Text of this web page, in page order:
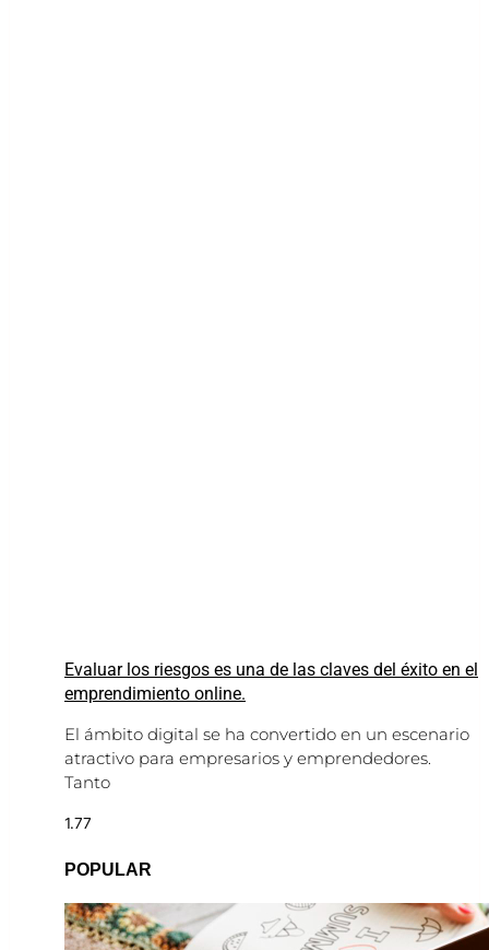
Evaluar los riesgos es una de las claves del éxito en el
emprendimiento online.
El ámbito digital se ha convertido en un escenario
atractivo para empresarios y emprendedores.
Tanto
POPULAR